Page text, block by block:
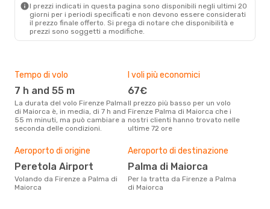
Brussels Airlines1 Scalo
FLR- PMI
Lufthansa1 Scalo
PMI- FLR
I prezzi indicati in questa pagina sono disponibili negli ultimi 20
giorni per i periodi specificati e non devono essere considerati
il ​​prezzo finale offerto. Si prega di notare che disponibilità e
prezzi sono soggetti a modifiche.
Tempo di volo
7 h and 55 m
La durata del volo Firenze Palma
di Maiorca è, in media, di 7 h and
55 m minuti, ma può cambiare a
seconda delle condizioni.
I voli più economici
67€
Il prezzo più basso per un volo
Firenze Palma di Maiorca che i
nostri clienti hanno trovato nelle
ultime 72 ore
Aeroporto di origine
Peretola Airport
Volando da Firenze a Palma di
Maiorca
Aeroporto di destinazione
Palma di Maiorca
Per la tratta da Firenze a Palma
di Maiorca